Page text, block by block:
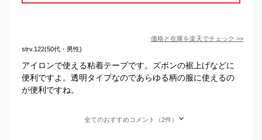
価格と在庫を楽天でチェック >>
strv.122(50代・男性)
アイロンで使える粘着テープです。ズボンの裾上げなどに
便利ですよ。透明タイプなのであらゆる柄の服に使えるの
が便利ですね。
全てのおすすめコメント（2件）